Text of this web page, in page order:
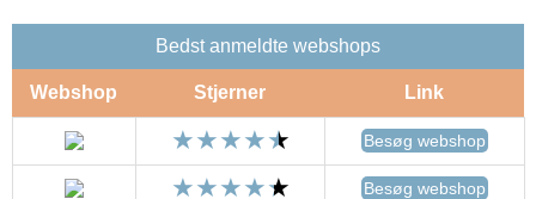
Bedst anmeldte webshops
Webshop Stjerner Link
Besøg webshop
Besøg webshop